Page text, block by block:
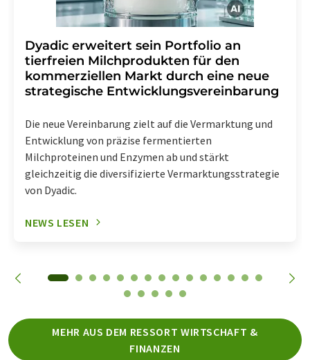
Dyadic erweitert sein Portfolio an
tierfreien Milchprodukten für den
kommerziellen Markt durch eine neue
strategische Entwicklungsvereinbarung
Die neue Vereinbarung zielt auf die Vermarktung und
Entwicklung von präzise fermentierten
Milchproteinen und Enzymen ab und stärkt
gleichzeitig die diversifizierte Vermarktungsstrategie
von Dyadic.
NEWS LESEN
MEHR AUS DEM RESSORT WIRTSCHAFT &
FINANZEN